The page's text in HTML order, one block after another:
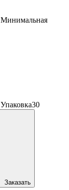
Минимальная
Упаковка30
Заказать